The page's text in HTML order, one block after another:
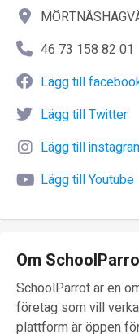
46 73 158 82 01
Lägg till
Lägg till Twitter
Lägg till
Lägg till Youtube
Om
SchoolParrot är en
företag som vill
plattform är öppen